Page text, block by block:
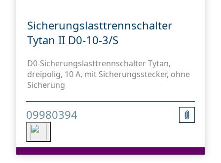
Sicherungslasttrennschalter
Tytan II D0-10-3/S
D0-Sicherungslasttrennschalter Tytan,
dreipolig, 10 A, mit Sicherungsstecker, ohne
Sicherung
09980394